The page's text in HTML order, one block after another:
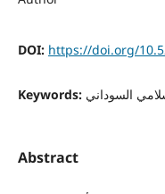
DOI: https://doi.org/
Keywords: السوداني
Abstract